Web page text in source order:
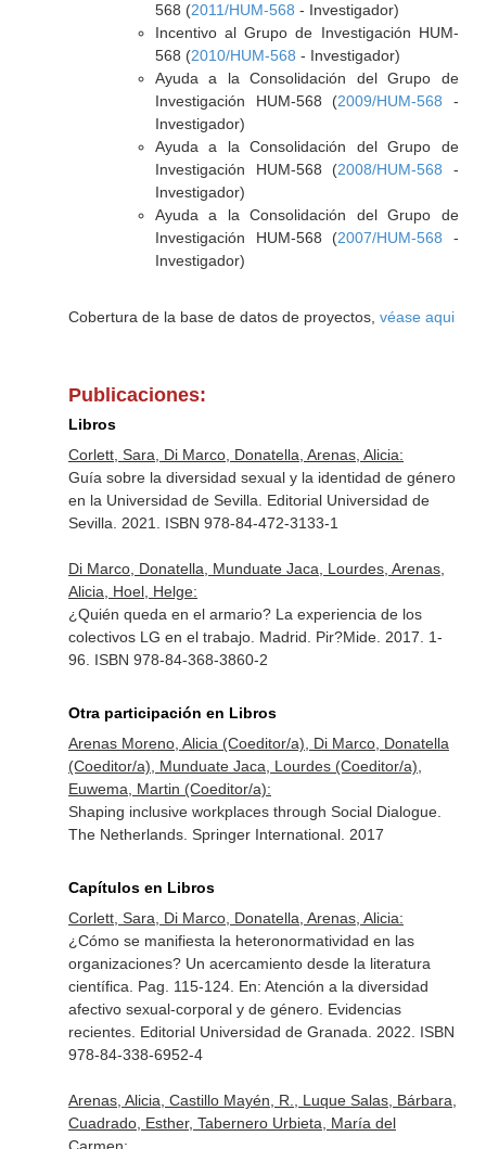
568 (2011/HUM-568 - Investigador)
Incentivo al Grupo de Investigación HUM-
568 (2010/HUM-568 - Investigador)
Ayuda a la Consolidación del Grupo de
Investigación HUM-568 (2009/HUM-568 -
Investigador)
Ayuda a la Consolidación del Grupo de
Investigación HUM-568 (2008/HUM-568 -
Investigador)
Ayuda a la Consolidación del Grupo de
Investigación HUM-568 (2007/HUM-568 -
Investigador)
Cobertura de la base de datos de proyectos, véase aqui
Publicaciones:
Libros
Corlett, Sara, Di Marco, Donatella, Arenas, Alicia:
Guía sobre la diversidad sexual y la identidad de género
en la Universidad de Sevilla. Editorial Universidad de
Sevilla. 2021. ISBN 978-84-472-3133-1
Di Marco, Donatella, Munduate Jaca, Lourdes, Arenas,
Alicia, Hoel, Helge:
¿Quién queda en el armario? La experiencia de los
colectivos LG en el trabajo. Madrid. Pir?Mide. 2017. 1-
96. ISBN 978-84-368-3860-2
Otra participación en Libros
Arenas Moreno, Alicia (Coeditor/a), Di Marco, Donatella
(Coeditor/a), Munduate Jaca, Lourdes (Coeditor/a),
Euwema, Martin (Coeditor/a):
Shaping inclusive workplaces through Social Dialogue.
The Netherlands. Springer International. 2017
Capítulos en Libros
Corlett, Sara, Di Marco, Donatella, Arenas, Alicia:
¿Cómo se manifiesta la heteronormatividad en las
organizaciones? Un acercamiento desde la literatura
científica. Pag. 115-124. En: Atención a la diversidad
afectivo sexual-corporal y de género. Evidencias
recientes. Editorial Universidad de Granada. 2022. ISBN
978-84-338-6952-4
Arenas, Alicia, Castillo Mayén, R., Luque Salas, Bárbara,
Cuadrado, Esther, Tabernero Urbieta, María del